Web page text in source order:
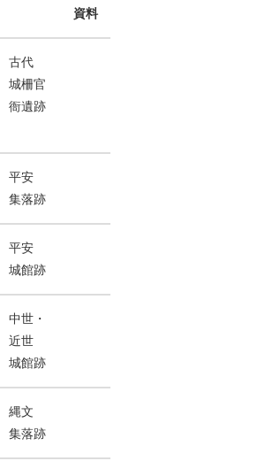
資料
古代
城柵官
衙遺跡
平安
集落跡
平安
城館跡
中世・
近世
城館跡
縄文
集落跡